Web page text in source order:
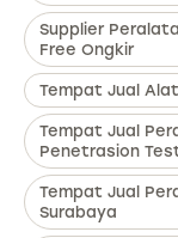
Supplier
Free Ongkir
Tempat Jual
Tempat Jual
Penetrasion
Tempat Jual
Surabaya